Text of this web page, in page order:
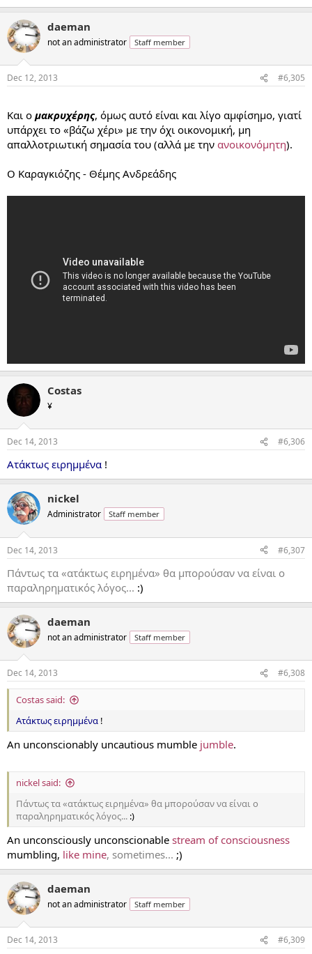
daeman
not an administrator Staff member
Dec 12, 2013 #6,305
Και ο μακρυχέρης, όμως αυτό είναι και λίγο αμφίσημο, γιατί
υπάρχει το «βάζω χέρι» με την όχι οικονομική, μη
απαλλοτριωτική σημασία του (αλλά με την ανοικονόμητη).
Ο Καραγκιόζης - Θέμης Ανδρεάδης
Costas
¥
Dec 14, 2013 #6,306
Ατάκτως ειρημμένα !
nickel
Administrator Staff member
Dec 14, 2013 #6,307
Πάντως τα «ατάκτως ειρημένα» θα μπορούσαν να είναι ο
παραληρηματικός λόγος... :)
daeman
not an administrator Staff member
Dec 14, 2013 #6,308
Costas said:
Ατάκτως ειρημμένα !
An unconscionably uncautious mumble jumble.
nickel said:
Πάντως τα «ατάκτως ειρημένα» θα μπορούσαν να είναι ο
παραληρηματικός λόγος... :)
An unconsciously unconscionable stream of consciousness
mumbling, like mine, sometimes... ;)
daeman
not an administrator Staff member
Dec 14, 2013 #6,309